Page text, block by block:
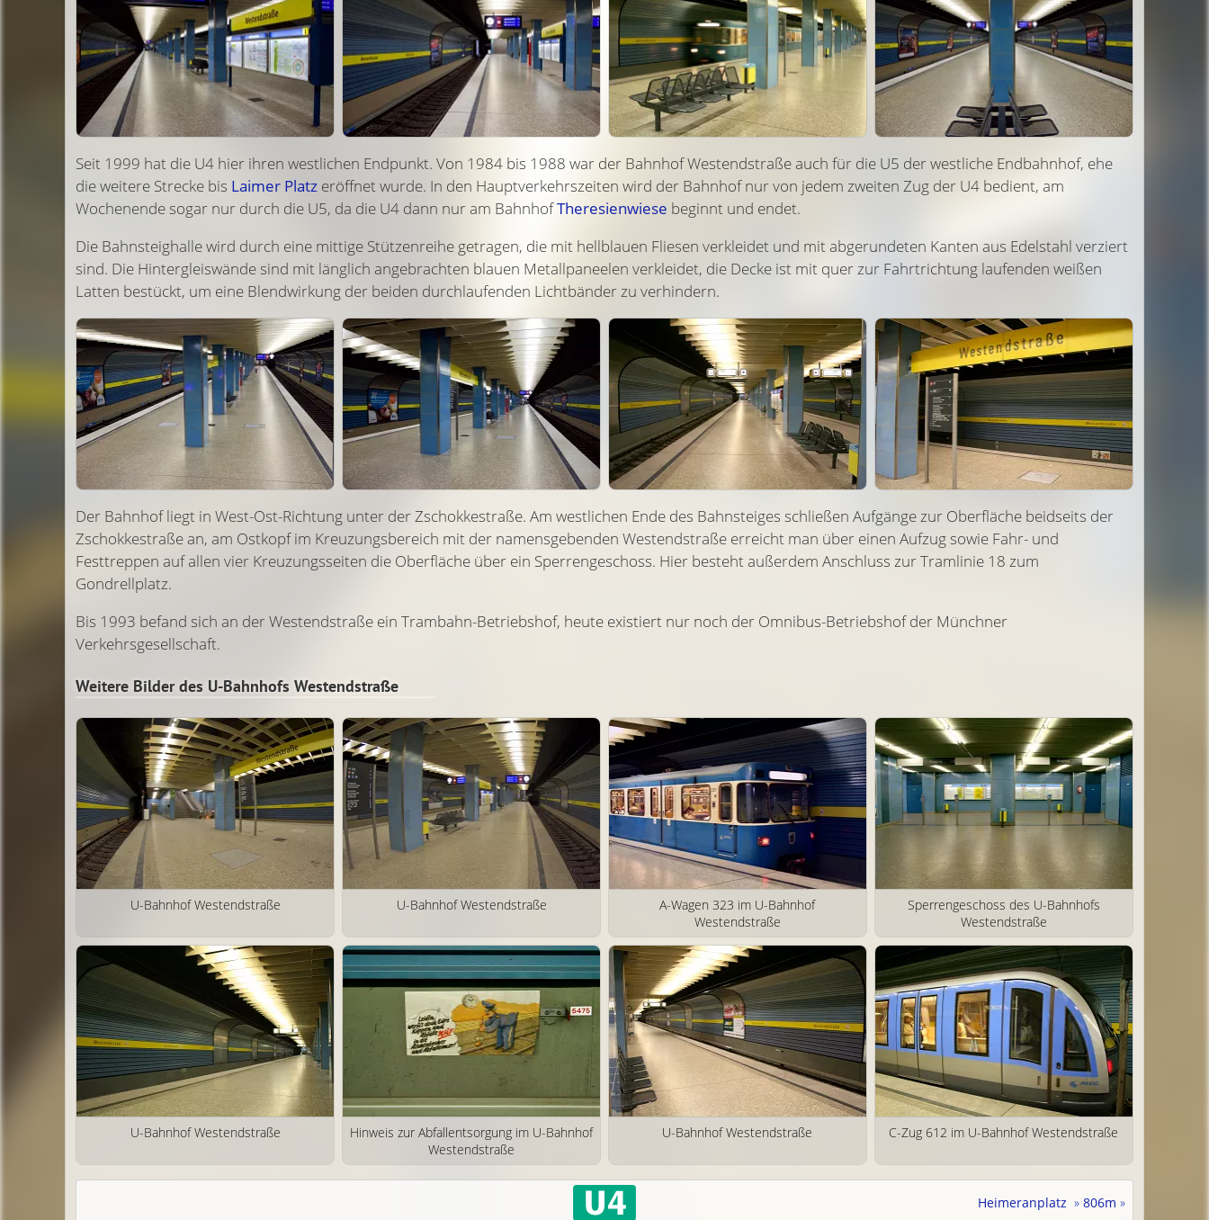
Seit 1999 hat die U4 hier ihren westlichen Endpunkt. Von 1984 bis 1988 war der Bahnhof Westend­straße auch für die U5 der westliche Endbahnhof, ehe
die weitere Strecke bis Laimer Platz eröffnet wurde. In den Haupt­verkehrs­zeiten wird der Bahnhof nur von jedem zweiten Zug der U4 bedient, am
Wochenende sogar nur durch die U5, da die U4 dann nur am BahnhofTheresienwiese beginnt und endet.
Die Bahnsteighalle wird durch eine mittige Stützenreihe getragen, die mit hellblauen Fliesen verkleidet und mit abgerundeten Kanten aus Edelstahl verziert
sind. Die Hinter­gleis­wände sind mit länglich angebrachten blauen Metall­paneelen verkleidet, die Decke ist mit quer zur Fahrt­richtung laufenden weißen
Latten bestückt, um eine Blend­wirkung der beiden durchlaufenden Lichtbänder zu verhindern.
Der Bahnhof liegt in West-Ost-Richtung unter der Zschokke­straße. Am westlichen Ende des Bahnsteiges schließen Aufgänge zur Oberfläche beidseits der
Zschokke­straße an, am Ostkopf im Kreuzungs­bereich mit der namensgebenden Westendstraße erreicht man über einen Aufzug sowie Fahr- und
Festtreppen auf allen vier Kreuzungs­seiten die Oberfläche über ein Sperren­geschoss. Hier besteht außerdem Anschluss zur Tramlinie 18 zum
Gondrellplatz.
Bis 1993 befand sich an der Westendstraße ein Trambahn-Betriebshof, heute existiert nur noch der Omnibus-Betriebshof der Münchner
Verkehrsgesellschaft.
Weitere Bilder des U-Bahnhofs Westendstraße
U-Bahnhof Westendstraße U-Bahnhof Westendstraße
A-Wagen 323 im U-Bahnhof
Westendstraße
Sperrengeschoss des U-Bahnhofs
Westendstraße
U-Bahnhof Westendstraße
Hinweis zur Abfallentsorgung im U-Bahnhof
Westendstraße
U-Bahnhof Westendstraße C-Zug 612 im U-Bahnhof Westendstraße
Heimeranplatz »806m »